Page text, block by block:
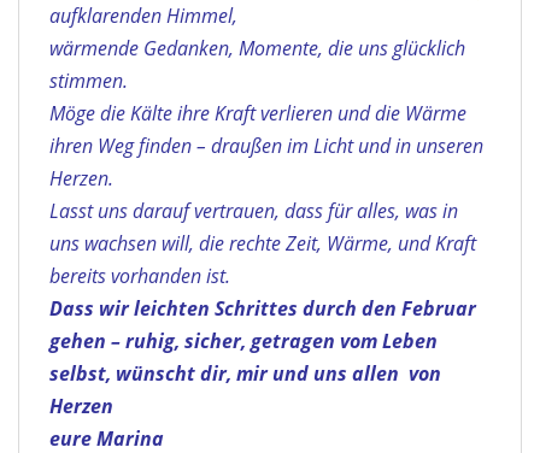
aufklarenden Himmel,
wärmende Gedanken, Momente, die uns glücklich
stimmen.
Möge die Kälte ihre Kraft verlieren und die Wärme
ihren Weg finden – draußen im Licht und in unseren
Herzen.
Lasst uns darauf vertrauen, dass für alles, was in
uns wachsen will, die rechte Zeit, Wärme, und Kraft
bereits vorhanden ist.
Dass wir leichten Schrittes durch den Februar
gehen – ruhig, sicher, getragen vom Leben
selbst, wünscht dir, mir und uns allen von
Herzen
eure Marina